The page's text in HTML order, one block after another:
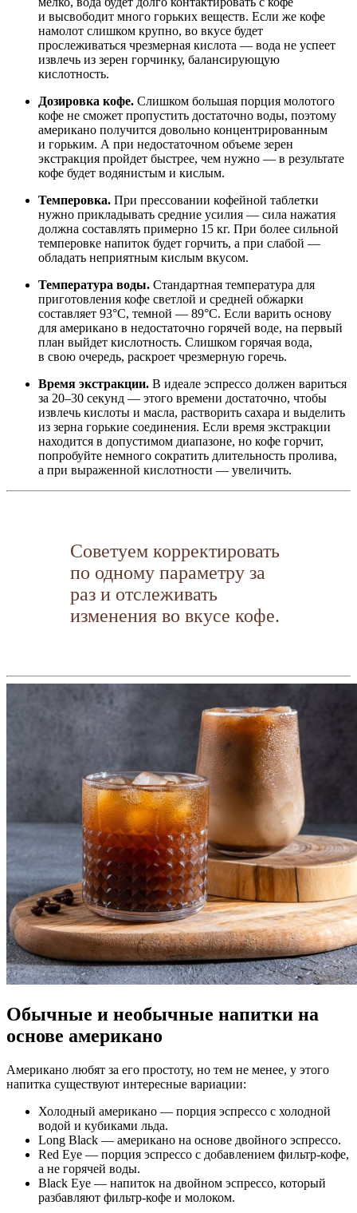
и высвободит много горьких веществ. Если же кофе
намолот слишком крупно, во вкусе будет
прослеживаться чрезмерная кислота — вода не успеет
извлечь из зерен горчинку, балансирующую
кислотность.
Дозировка кофе. Слишком большая порция молотого
кофе не сможет пропустить достаточно воды, поэтому
американо получится довольно концентрированным
и горьким. А при недостаточном объеме зерен
экстракция пройдет быстрее, чем нужно — в результате
кофе будет водянистым и кислым.
Темперовка. При прессовании кофейной таблетки
нужно прикладывать средние усилия — сила нажатия
должна составлять примерно 15 кг. При более сильной
темперовке напиток будет горчить, а при слабой —
обладать неприятным кислым вкусом.
Температура воды. Стандартная температура для
приготовления кофе светлой и средней обжарки
составляет 93°С, темной — 89°С. Если варить основу
для американо в недостаточно горячей воде, на первый
план выйдет кислотность. Слишком горячая вода,
в свою очередь, раскроет чрезмерную горечь.
Время экстракции. В идеале эспрессо должен вариться
за 20–30 секунд — этого времени достаточно, чтобы
извлечь кислоты и масла, растворить сахара и выделить
из зерна горькие соединения. Если время экстракции
находится в допустимом диапазоне, но кофе горчит,
попробуйте немного сократить длительность пролива,
а при выраженной кислотности — увеличить.
Советуем корректировать
по одному параметру за
раз и отслеживать
изменения во вкусе кофе.
Обычные и необычные напитки на
основе американо
Американо любят за его простоту, но тем не менее, у этого
напитка существуют интересные вариации:
Холодный американо — порция эспрессо с холодной
водой и кубиками льда.
Long Black — американо на основе двойного эспрессо.
Red Eye — порция эспрессо с добавлением фильтр-кофе,
а не горячей воды.
Black Eye — напиток на двойном эспрессо, который
разбавляют фильтр-кофе и молоком.